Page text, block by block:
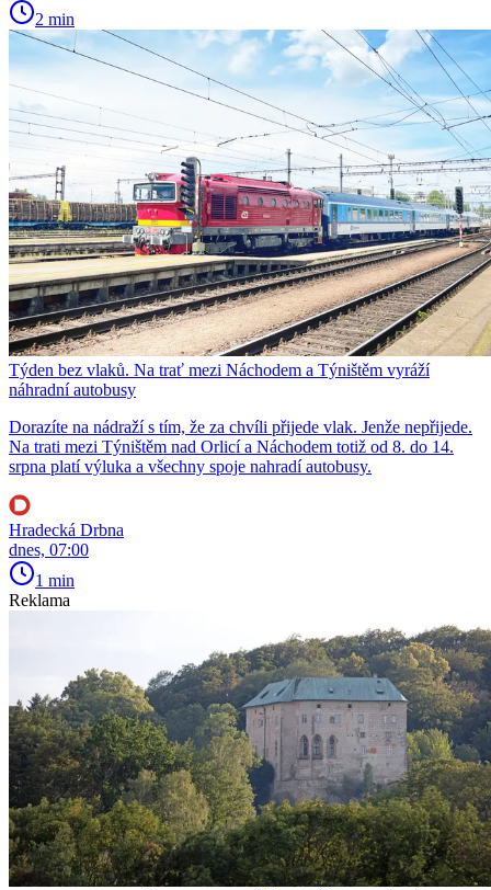
2 min
Týden bez vlaků. Na trať mezi Náchodem a Týništěm vyráží
náhradní autobusy
Dorazíte na nádraží s tím, že za chvíli přijede vlak. Jenže nepřijede.
Na trati mezi Týništěm nad Orlicí a Náchodem totiž od 8. do 14.
srpna platí výluka a všechny spoje nahradí autobusy.
Hradecká Drbna
dnes, 07:00
1 min
Reklama